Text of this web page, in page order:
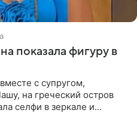
показала фигуру в
с супругом,
на греческий остров
селфи в зеркале и